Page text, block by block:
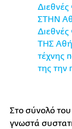
ΣΤΗΝ
ΤΗΣ
τέχνης
της την
Στο σύνολό
γνωστά